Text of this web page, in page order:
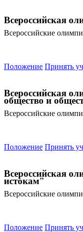
Всероссийская
Всероссийские
Положение Принять
Всероссийская
общество и
Всероссийские
Положение Принять
Всероссийская
истокам"
Всероссийские
Положение Принять